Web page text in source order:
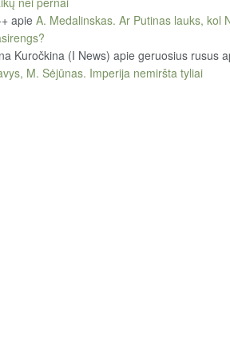
apie A. Medalinskas. Ar Putinas lauks, kol
Kuročkina (I News) apie geruosius rusus
M. Sėjūnas. Imperija nemiršta tyliai